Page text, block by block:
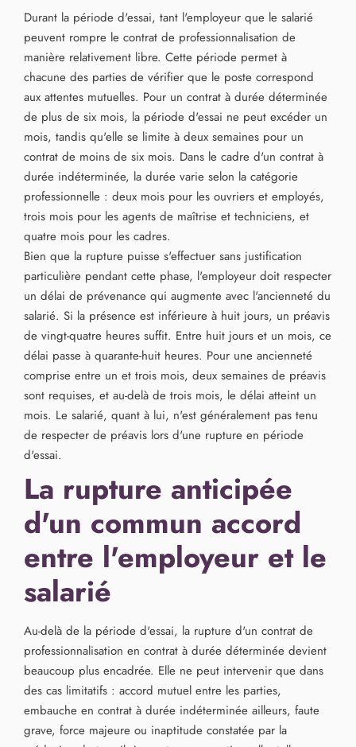
Durant la période d'essai, tant l'employeur que le salarié
peuvent rompre le contrat de professionnalisation de
manière relativement libre. Cette période permet à
chacune des parties de vérifier que le poste correspond
aux attentes mutuelles. Pour un contrat à durée déterminée
de plus de six mois, la période d'essai ne peut excéder un
mois, tandis qu'elle se limite à deux semaines pour un
contrat de moins de six mois. Dans le cadre d'un contrat à
durée indéterminée, la durée varie selon la catégorie
professionnelle : deux mois pour les ouvriers et employés,
trois mois pour les agents de maîtrise et techniciens, et
quatre mois pour les cadres.
Bien que la rupture puisse s'effectuer sans justification
particulière pendant cette phase, l'employeur doit respecter
un délai de prévenance qui augmente avec l'ancienneté du
salarié. Si la présence est inférieure à huit jours, un préavis
de vingt-quatre heures suffit. Entre huit jours et un mois, ce
délai passe à quarante-huit heures. Pour une ancienneté
comprise entre un et trois mois, deux semaines de préavis
sont requises, et au-delà de trois mois, le délai atteint un
mois. Le salarié, quant à lui, n'est généralement pas tenu
de respecter de préavis lors d'une rupture en période
d'essai.
La rupture anticipée
d'un commun accord
entre l'employeur et le
salarié
Au-delà de la période d'essai, la rupture d'un contrat de
professionnalisation en contrat à durée déterminée devient
beaucoup plus encadrée. Elle ne peut intervenir que dans
des cas limitatifs : accord mutuel entre les parties,
embauche en contrat à durée indéterminée ailleurs, faute
grave, force majeure ou inaptitude constatée par la